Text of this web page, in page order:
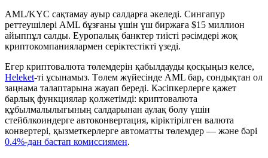
AML/KYC сақтамау ауыр салдарға әкеледі. Сингапур
реттеушілері AML бұзғаны үшін үш биржаға $15 миллион
айыппұл салды. Еуропалық банктер тиісті рәсімдері жоқ
криптокомпаниялармен серіктестікті үзеді.
Егер криптовалюта төлемдерін қабылдауды қосқыңыз келсе,
Heleket-ті ұсынамыз. Төлем жүйесінде AML бар, сондықтан ол
заңнама талаптарына жауап береді. Кәсіпкерлерге қажет
барлық функциялар қолжетімді: криптовалюта
құбылмалылығының салдарынан аулақ болу үшін
стейблкоиндерге автоконвертация, кіріктірілген валюта
конвертері, қызметкерлерге автоматты төлемдер — және бәрі
0.4%-дан бастап комиссиямен.